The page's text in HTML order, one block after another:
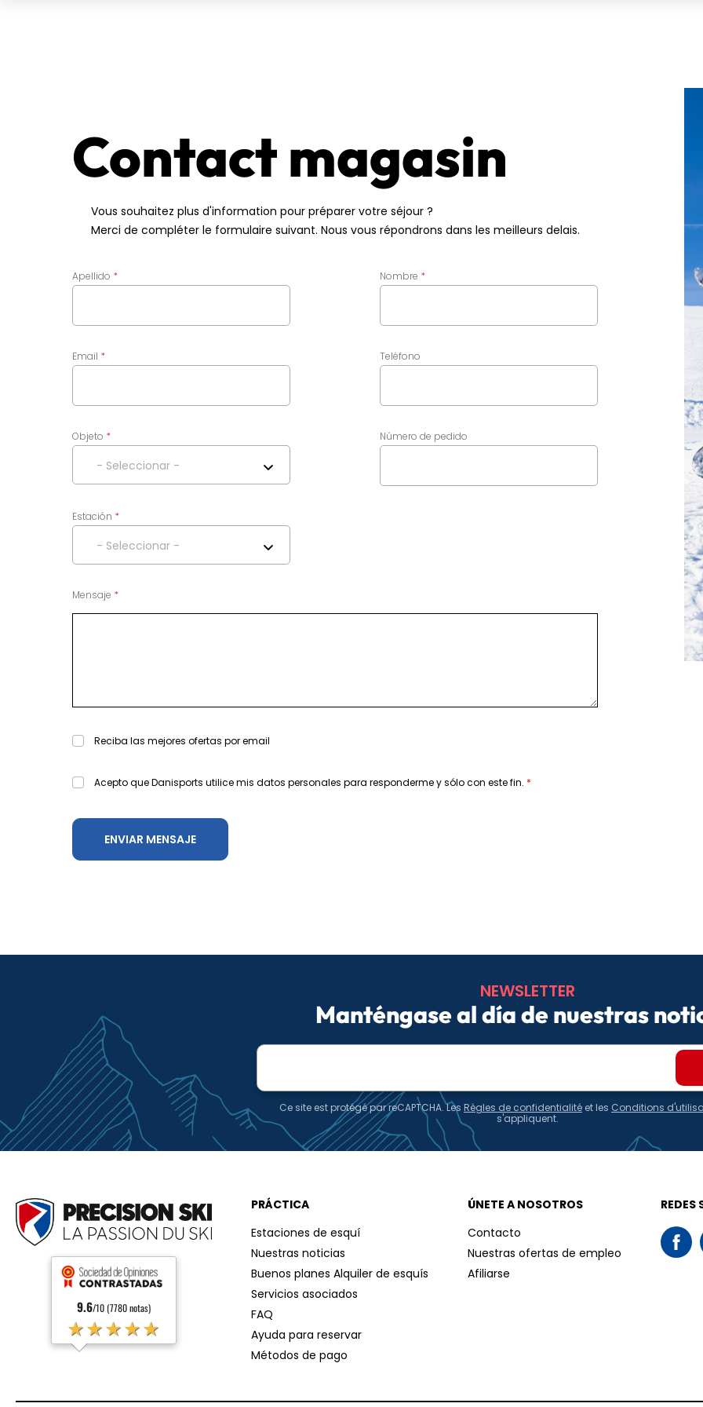
Contact magasin
Vous souhaitez plus d'information pour préparer votre séjour ?
Merci de compléter le formulaire suivant. Nous vous répondrons dans les meilleurs delais.
Apellido Nombre
Email Teléfono
Objeto
- Seleccionar -
Número de pedido
Estación
- Seleccionar -
Mensaje
Reciba las mejores ofertas por email
Acepto que Danisports utilice mis datos personales para responderme y sólo con este fin.
NEWSLETTER
Manténgase al día de nuestras
E-
Ce site est protégé par reCAPTCHA. Les Règles de confidentialité et les Conditions
s'appliquent.
9.6/10 (7780 notas)
★★★★★
PRÁCTICA
Estaciones de esquí
Nuestras noticias
Buenos planes Alquiler de esquís
Servicios asociados
FAQ
Ayuda para reservar
Métodos de pago
ÚNETE A NOSOTROS
Contacto
Nuestras ofertas de empleo
Afiliarse
REDES